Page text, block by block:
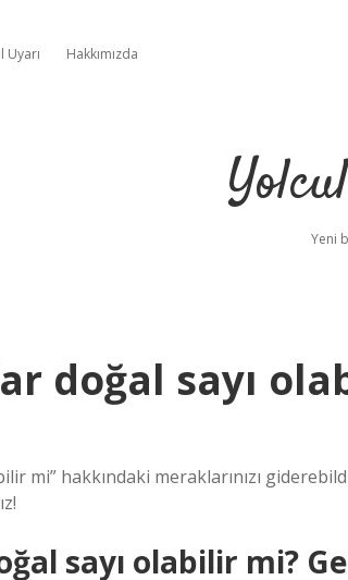
Uyarı Hakkımızda
Yeni
doğal sayı
mi” hakkındaki meraklarınızı
sayı olabilir mi?